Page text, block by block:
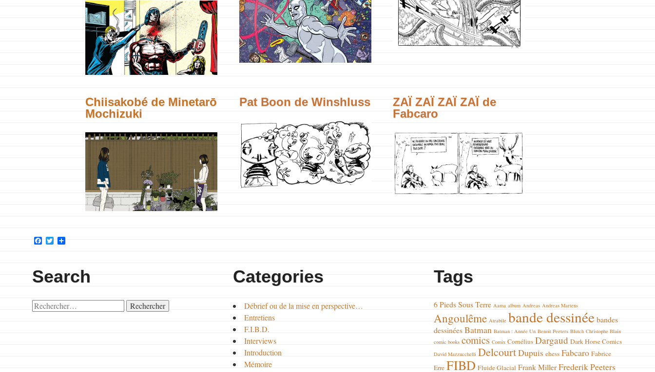
Chiisakobé de Minetarō
Mochizuki
Pat Boon de Winshluss
ZAÏ ZAÏ ZAÏ ZAÏ de
Fabcaro
Facebook
Twitter
Search Categories
Débrief ou de la mise en perspective…
Entretiens
F.I.B.D.
Interviews
Introduction
Mémoire
Tags
6 Pieds Sous Terre Aama album Andreas Andreas Martens
Angoulême Atrabile bande dessinée bandes
dessinées Batman Batman : Année Un Benoit Peeters Blutch Christophe Blain
comic books comics Comix Cornélius Dargaud Dark Horse Comics
David Mazzucchelli DelcourtDupuis ehess Fabcaro Fabrice
Erre FIBD Fluide Glacial Frank MillerFrederik Peeters